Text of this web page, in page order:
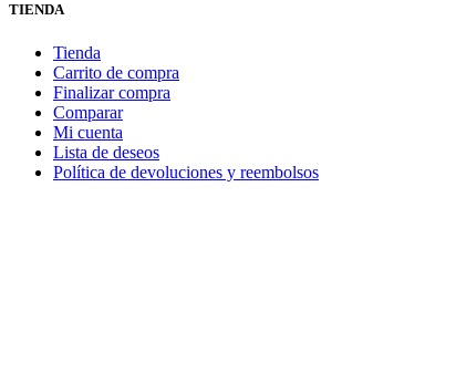
TIENDA
Tienda
Carrito de compra
Finalizar compra
Comparar
Mi cuenta
Lista de deseos
Política de devoluciones y reembolsos